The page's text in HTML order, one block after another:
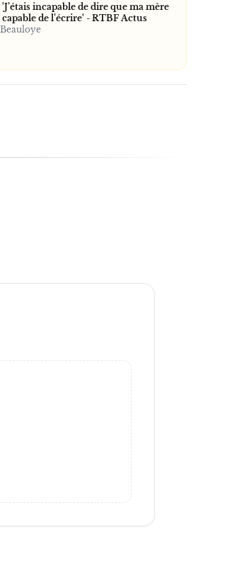
incapable de dire que ma mère
de l’écrire' - RTBF Actus